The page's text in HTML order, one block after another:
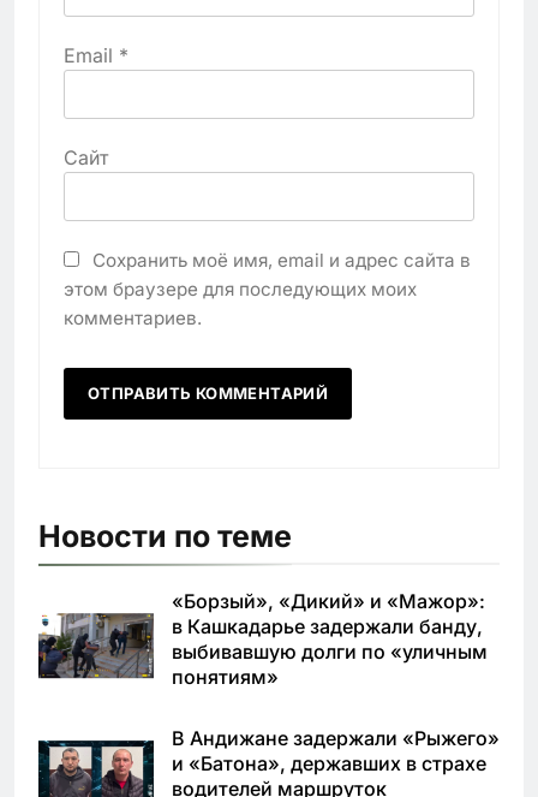
Email *
Сайт
Сохранить моё имя, email и адрес сайта в
этом браузере для последующих моих
комментариев.
Новости по теме
«Борзый», «Дикий» и «Мажор»:
в Кашкадарье задержали банду,
выбивавшую долги по «уличным
понятиям»
В Андижане задержали «Рыжего»
и «Батона», державших в страхе
водителей маршруток